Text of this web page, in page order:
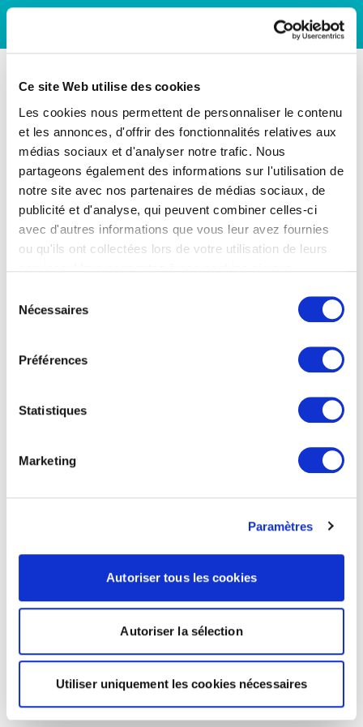
Ce site Web utilise des cookies
Les cookies nous permettent de personnaliser le contenu
et les annonces, d'offrir des fonctionnalités relatives aux
médias sociaux et d'analyser notre trafic. Nous
partageons également des informations sur l'utilisation de
notre site avec nos partenaires de médias sociaux, de
publicité et d'analyse, qui peuvent combiner celles-ci
avec d'autres informations que vous leur avez fournies
ou qu'ils ont collectées lors de votre utilisation de leurs
Nécessaires
Préférences
Statistiques
Marketing
Paramètres
Autoriser tous les cookies
Autoriser la sélection
Utiliser uniquement les cookies nécessaires